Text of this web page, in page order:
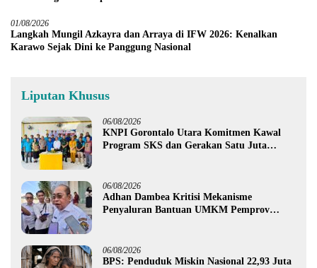
01/08/2026
Langkah Mungil Azkayra dan Arraya di IFW 2026: Kenalkan
Karawo Sejak Dini ke Panggung Nasional
Liputan Khusus
06/08/2026
KNPI Gorontalo Utara Komitmen Kawal
Program SKS dan Gerakan Satu Juta
06/08/2026
Adhan Dambea Kritisi Mekanisme
Penyaluran Bantuan UMKM Pemprov
06/08/2026
BPS: Penduduk Miskin Nasional 22,93 Juta